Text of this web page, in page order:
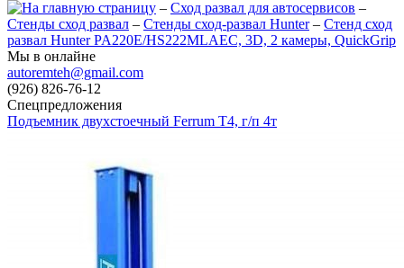
– Сход развал для автосервисов –
Стенды сход развал – Стенды сход-развал Hunter– Стенд сход
развал Hunter PA220E/HS222MLAEC, 3D, 2 камеры, QuickGrip
Мы в онлайне
autoremteh@gmail.com
(926) 826-76-12
Спецпредложения
Подъемник двухстоечный Ferrum T4, г/п 4т